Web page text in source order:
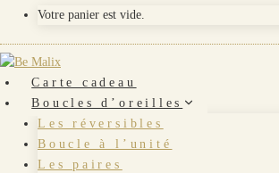
Votre panier est vide.
Carte cadeau
Boucles d’oreilles
Les réversibles
Boucle à l’unité
Les paires